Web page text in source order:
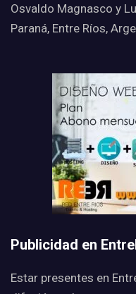
Osvaldo Magnasco y
Paraná, Entre Ríos,
Publicidad en
Estar presentes en